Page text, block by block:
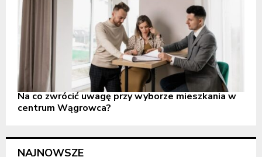
Na co zwrócić uwagę przy wyborze mieszkania w
centrum Wągrowca?
NAJNOWSZE